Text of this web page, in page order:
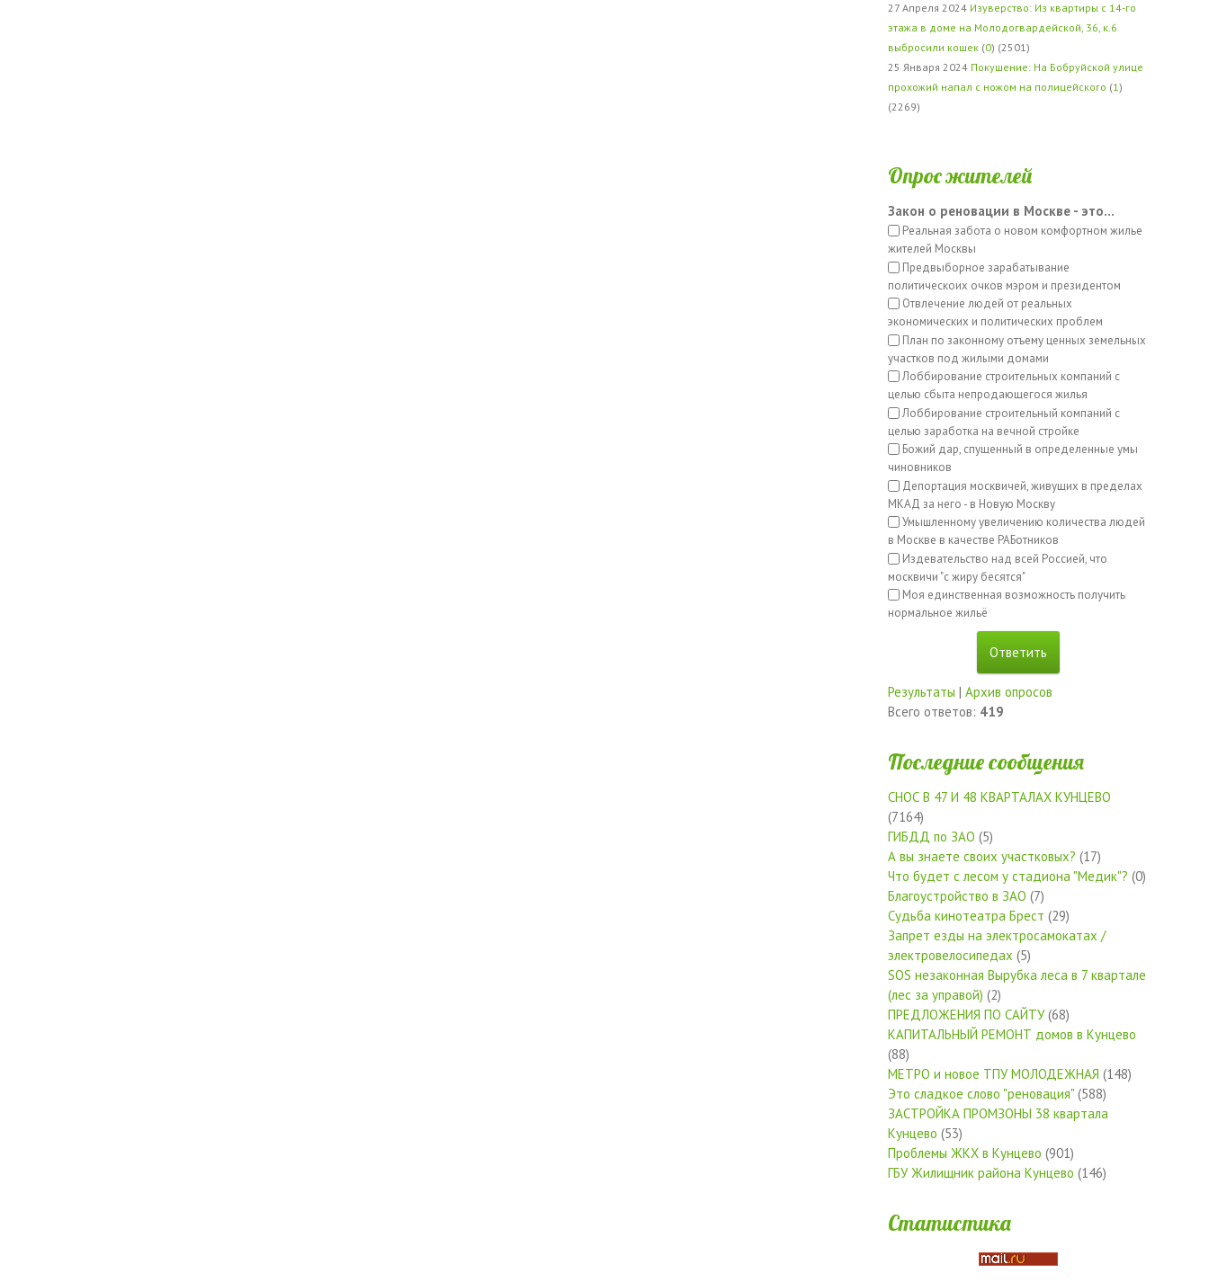
27 Апреля 2024 Изуверство: Из квартиры с 14-го
этажа в доме на Молодогвардейской, 36, к.6
выбросили кошек (0) (2501)
25 Января 2024 Покушение: На Бобруйской улице
прохожий напал с ножом на полицейского (1)
(2269)
Опрос жителей
Закон о реновации в Москве - это...
Реальная забота о новом комфортном жилье
жителей Москвы
Предвыборное зарабатывание
политическоих очков мэром и президентом
Отвлечение людей от реальных
экономических и политических проблем
План по законному отъему ценных земельных
участков под жилыми домами
Лоббирование строительных компаний с
целью сбыта непродающегося жилья
Лоббирование строительный компаний с
целью заработка на вечной стройке
Божий дар, спущенный в определенные умы
чиновников
Депортация москвичей, живущих в пределах
МКАД за него - в Новую Москву
Умышленному увеличению количества людей
в Москве в качестве РАБотников
Издевательство над всей Россией, что
москвичи "с жиру бесятся"
Моя единственная возможность получить
нормальное жильё
Результаты | Архив опросов
Всего ответов: 419
Последние сообщения
СНОС В 47 И 48 КВАРТАЛАХ КУНЦЕВО
(7164)
ГИБДД по ЗАО (5)
А вы знаете своих участковых? (17)
Что будет с лесом у стадиона "Медик"? (0)
Благоустройство в ЗАО (7)
Судьба кинотеатра Брест (29)
Запрет езды на электросамокатах /
электровелосипедах (5)
SOS незаконная Вырубка леса в 7 квартале
(лес за управой) (2)
ПРЕДЛОЖЕНИЯ ПО САЙТУ(68)
КАПИТАЛЬНЫЙ РЕМОНТ домов в Кунцево
(88)
МЕТРО и новое ТПУ МОЛОДЕЖНАЯ (148)
Это сладкое слово "реновация"(588)
ЗАСТРОЙКА ПРОМЗОНЫ 38 квартала
Кунцево (53)
Проблемы ЖКХ в Кунцево (901)
ГБУ Жилищник района Кунцево (146)
Статистика